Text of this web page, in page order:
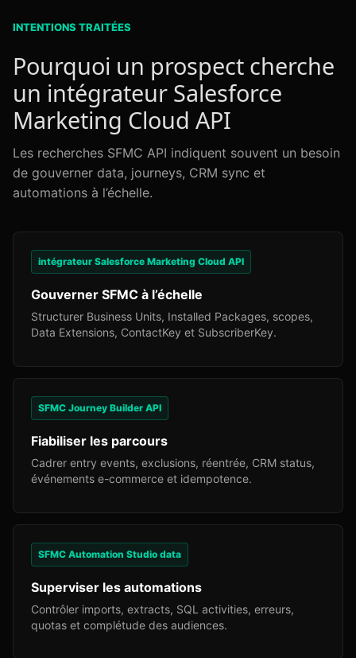
INTENTIONS TRAITÉES
Pourquoi un prospect cherche
un intégrateur Salesforce
Marketing Cloud API
Les recherches SFMC API indiquent souvent un besoin
de gouverner data, journeys, CRM sync et
automations à l’échelle.
intégrateur Salesforce Marketing Cloud API
Gouverner SFMC à l’échelle
Structurer Business Units, Installed Packages, scopes,
Data Extensions, ContactKey et SubscriberKey.
SFMC Journey Builder API
Fiabiliser les parcours
Cadrer entry events, exclusions, réentrée, CRM status,
événements e-commerce et idempotence.
SFMC Automation Studio data
Superviser les automations
Contrôler imports, extracts, SQL activities, erreurs,
quotas et complétude des audiences.